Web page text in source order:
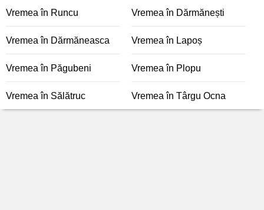
Vremea în Runcu Vremea în Dărmănești
Vremea în Dărmăneasca Vremea în Lapoș
Vremea în Păgubeni Vremea în Plopu
Vremea în Sălătruc Vremea în Târgu Ocna